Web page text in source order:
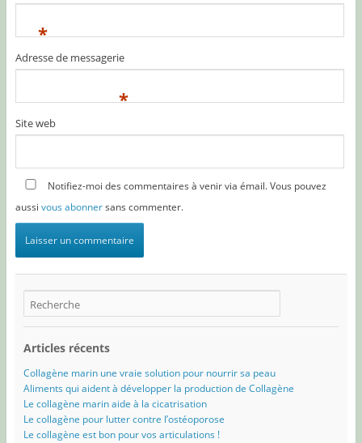
*
Adresse de messagerie
*
Site web
Notifiez-moi des commentaires à venir via émail. Vous pouvez
aussi vous abonnersans commenter.
Articles récents
Collagène marin une vraie solution pour nourrir sa peau
Aliments qui aident à développer la production de Collagène
Le collagène marin aide à la cicatrisation
Le collagène pour lutter contre l’ostéoporose
Le collagène est bon pour vos articulations !